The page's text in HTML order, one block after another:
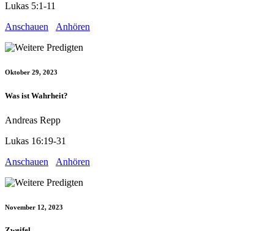
Lukas 5:1-11
Anschauen
Anhören
Oktober 29, 2023
Was ist Wahrheit?
Andreas Repp
Lukas 16:19-31
Anschauen
Anhören
November 12, 2023